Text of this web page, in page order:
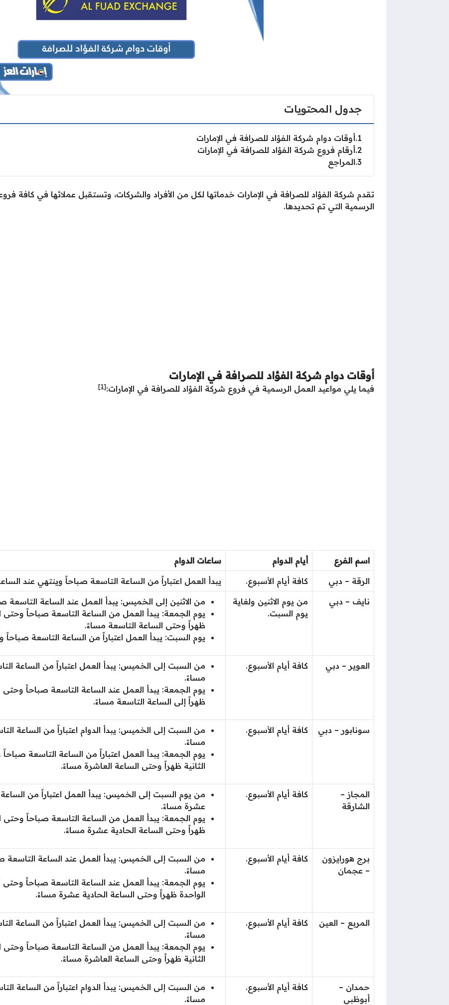
جدول المحتويات
1 أوقات دوام شركة الفؤاد للصرافة في الإمارات
2 أرقام فروع شركة الفؤاد للصرافة في الإمارات
3 المراجع
تقدم شركة الفؤاد للصرافة في الإمارات خدماتها لكل من الأفراد والشركات، وتستقبل عملائها في كافة
الرسمية التي تم تحديدها.
أوقات دوام شركة الفؤاد للصرافة في الإمارات
فيما يلي مواعيد العمل الرسمية في فروع شركة الفؤاد للصرافة في الإمارات:[1]
اسم الفرع أيام الدوام ساعات الدوام
الرقة – دبي كافة أيام الأسبوع. يبدأ العمل اعتباراً من الساعة التاسعة صباحاً وينتهي عند
نايف – دبي
من يوم الاثنين ولغاية
يوم السبت.
من الاثنين إلى الخميس: يبدأ العمل عند الساعة التاسعة
يوم الجمعة: يبدأ العمل من الساعة التاسعة صباحاً وحتى
ظهراً وحتى الساعة التاسعة مساءً.
يوم السبت: يبدأ العمل اعتباراً من الساعة التاسعة
العوير – دبي كافة أيام الأسبوع.
من السبت إلى الخميس: يبدأ العمل اعتباراً من الساعة
مساءً.
يوم الجمعة: يبدأ العمل عند الساعة التاسعة صباحاً وحتى
ظهراً إلى الساعة التاسعة مساءً.
سونابور – دبي كافة أيام الأسبوع.
من السبت إلى الخميس: يبدأ الدوام اعتباراً من الساعة
مساءً.
يوم الجمعة: يبدأ العمل اعتباراً من الساعة التاسعة
الثانية ظهراً وحتى الساعة العاشرة مساءً.
المجاز –
الشارقة
كافة أيام الأسبوع.
من يوم السبت إلى الخميس: يبدأ العمل اعتباراً من
عشرة مساءً.
يوم الجمعة: يبدأ العمل من الساعة التاسعة صباحاً وحتى
ظهراً وحتى الساعة الحادية عشرة مساءً.
برج هورايزون
– عجمان
كافة أيام الأسبوع.
من السبت إلى الخميس: يبدأ العمل عند الساعة التاسعة
مساءً.
يوم الجمعة: يبدأ العمل عند الساعة التاسعة صباحاً وحتى
الواحدة ظهراً وحتى الساعة الحادية عشرة مساءً.
المربع – العين كافة أيام الأسبوع.
من السبت إلى الخميس: يبدأ العمل اعتباراً من الساعة
مساءً.
يوم الجمعة: يبدأ العمل من الساعة التاسعة صباحاً وحتى
الثانية ظهراً وحتى الساعة العاشرة مساءً.
حمدان –
أبوظبي
كافة أيام الأسبوع.
من السبت إلى الخميس: يبدأ الدوام اعتباراً من الساعة
مساءً.